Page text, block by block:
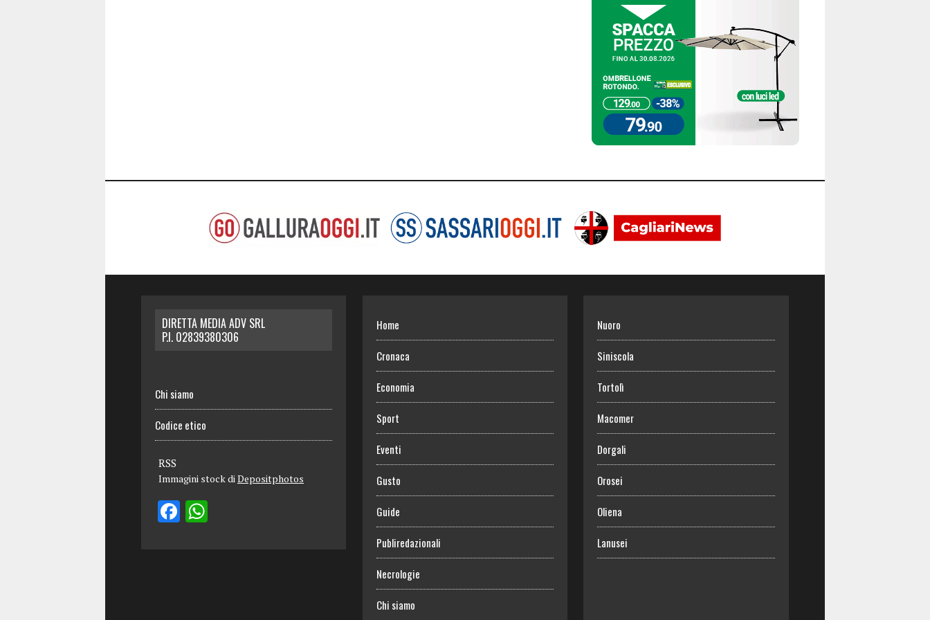
DIRETTA MEDIA ADV SRL
P.I. 02839380306
Chi siamo
Codice etico
RSS
Immagini stock diDepositphotos
Home
Cronaca
Economia
Sport
Eventi
Gusto
Guide
Publiredazionali
Necrologie
Chi siamo
Nuoro
Siniscola
Tortolì
Macomer
Dorgali
Orosei
Oliena
Lanusei